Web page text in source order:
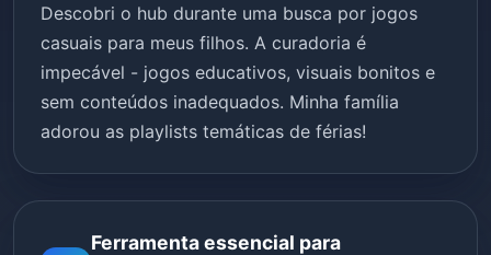
Descobri o hub durante uma busca por jogos
casuais para meus filhos. A curadoria é
impecável - jogos educativos, visuais bonitos e
sem conteúdos inadequados. Minha família
adorou as playlists temáticas de férias!
Ferramenta essencial para